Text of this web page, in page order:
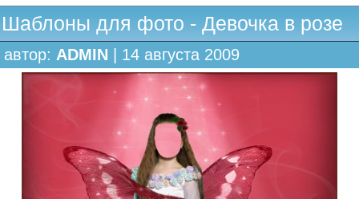
Шаблоны для фото - Девочка в розе
автор: ADMIN | 14 августа 2009